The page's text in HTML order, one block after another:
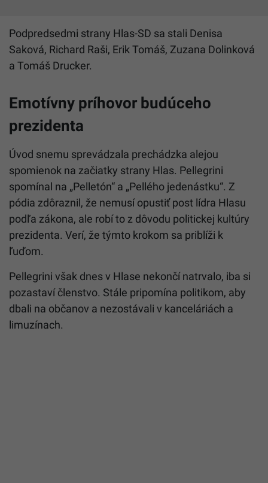
Podpredsedmi strany Hlas-SD sa stali Denisa
Saková, Richard Raši, Erik Tomáš, Zuzana Dolinková
a Tomáš Drucker.
Emotívny príhovor budúceho
prezidenta
Úvod snemu sprevádzala prechádzka alejou
spomienok na začiatky strany Hlas. Pellegrini
spomínal na „Pelletón“ a „Pellého jedenástku“. Z
pódia zdôraznil, že nemusí opustiť post lídra Hlasu
podľa zákona, ale robí to z dôvodu politickej kultúry
prezidenta. Verí, že týmto krokom sa priblíži k
ľuďom.
Pellegrini však dnes v Hlase nekončí natrvalo, iba si
pozastaví členstvo. Stále pripomína politikom, aby
dbali na občanov a nezostávali v kanceláriách a
limuzínach.